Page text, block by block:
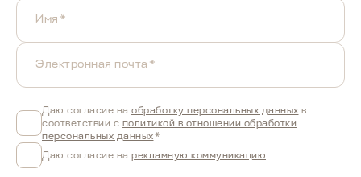
Имя*
Электронная почта*
Даю согласие на обработку персональных данных в
соответствии с политикой в отношении обработки
персональных данных*
Даю согласие на рекламную коммуникацию